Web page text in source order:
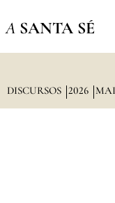
A SANTA SÉ
DISCURSOS 2026